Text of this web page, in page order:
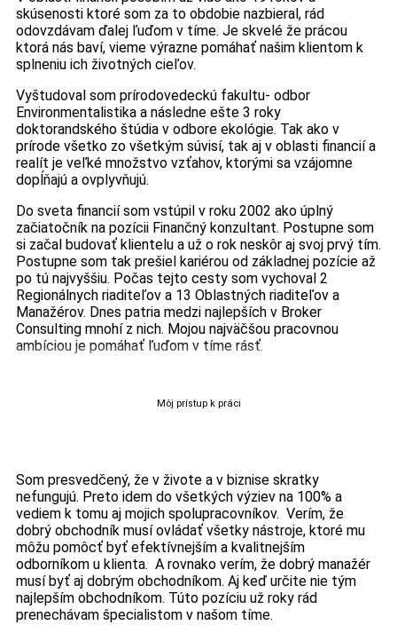
skúsenosti ktoré som za to obdobie nazbieral, rád
odovzdávam ďalej ľuďom v tíme. Je skvelé že prácou
ktorá nás baví, vieme výrazne pomáhať našim klientom k
splneniu ich životných cieľov.
Vyštudoval som prírodovedeckú fakultu- odbor
Environmentalistika a následne ešte 3 roky
doktorandského štúdia v odbore ekológie. Tak ako v
prírode všetko zo všetkým súvisí, tak aj v oblasti financií a
realít je veľké množstvo vzťahov, ktorými sa vzájomne
dopĺňajú a ovplyvňujú.
Do sveta financií som vstúpil v roku 2002 ako úplný
začiatočník na pozícii Finančný konzultant. Postupne som
si začal budovať klientelu a už o rok neskôr aj svoj prvý tím.
Postupne som tak prešiel kariérou od základnej pozície až
po tú najvyššiu. Počas tejto cesty som vychoval 2
Regionálnych riaditeľov a 13 Oblastných riaditeľov a
Manažérov. Dnes patria medzi najlepších v Broker
Consulting mnohí z nich. Mojou najväčšou pracovnou
ambíciou je pomáhať ľuďom v tíme rásť.
Môj prístup k práci
Som presvedčený, že v živote a v biznise skratky
nefungujú. Preto idem do všetkých výziev na 100% a
vediem k tomu aj mojich spolupracovníkov. Verím, že
dobrý obchodník musí ovládať všetky nástroje, ktoré mu
môžu pomôcť byť efektívnejším a kvalitnejším
odborníkom u klienta. A rovnako verím, že dobrý manažér
musí byť aj dobrým obchodníkom. Aj keď určite nie tým
najlepším obchodníkom. Túto pozíciu už roky rád
prenechávam špecialistom v našom tíme.